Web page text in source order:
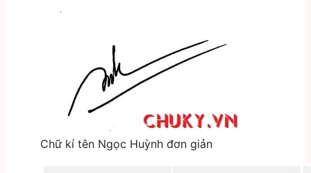
Chữ kí tên Ngọc Huỳnh đơn giản